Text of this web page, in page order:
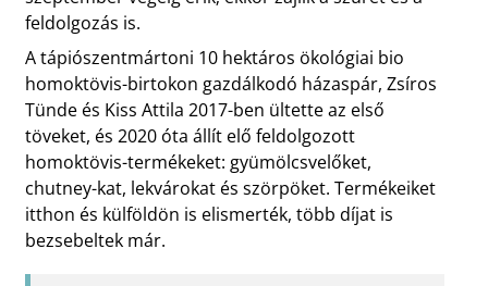
feldolgozás is.
A tápiószentmártoni 10 hektáros ökológiai bio
homoktövis-birtokon gazdálkodó házaspár, Zsíros
Tünde és Kiss Attila 2017-ben ültette az első
töveket, és 2020 óta állít elő feldolgozott
homoktövis-termékeket: gyümölcsvelőket,
chutney-kat, lekvárokat és szörpöket. Termékeiket
itthon és külföldön is elismerték, több díjat is
bezsebeltek már.